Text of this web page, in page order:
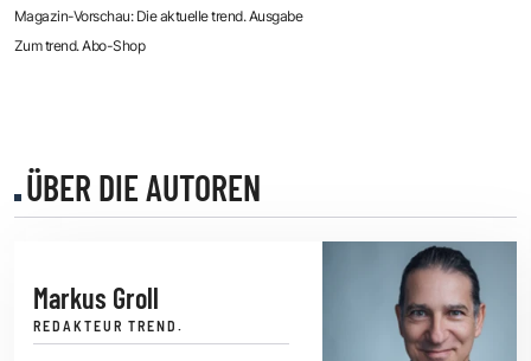
Magazin-Vorschau: Die aktuelle trend. Ausgabe
Zum trend. Abo-Shop
ÜBER DIE AUTOREN
Markus Groll
REDAKTEUR TREND.